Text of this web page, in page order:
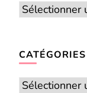
Archives
CATÉGORIES
Catégories